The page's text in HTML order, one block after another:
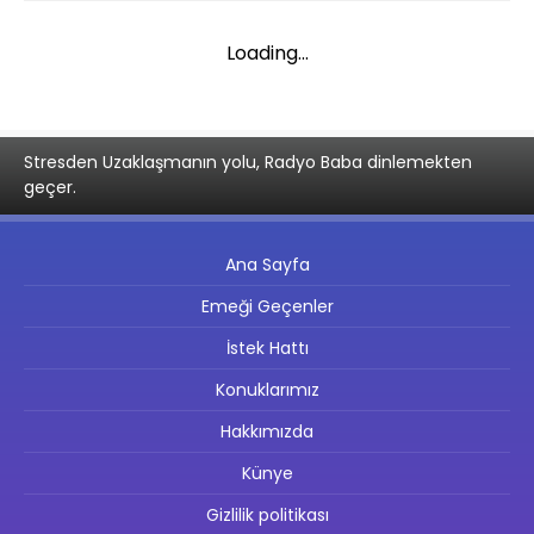
Loading...
Stresden Uzaklaşmanın yolu, Radyo Baba dinlemekten
geçer.
Ana Sayfa
Emeği Geçenler
İstek Hattı
Konuklarımız
Hakkımızda
Künye
Gizlilik politikası